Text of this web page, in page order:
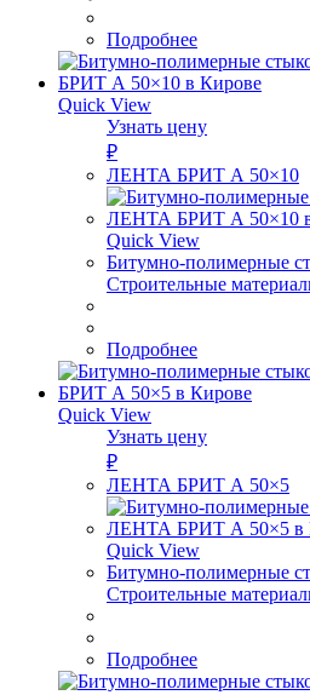
Подробнее
Quick View
Узнать цену
₽
ЛЕНТА БРИТ А 50×10
Quick View
Битумно-полимерные
Строительные
Подробнее
Quick View
Узнать цену
₽
ЛЕНТА БРИТ А 50×5
Quick View
Битумно-полимерные
Строительные
Подробнее